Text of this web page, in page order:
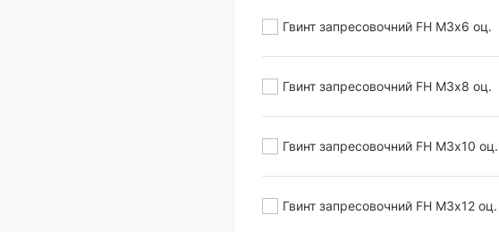
Гвинт запресовочний FH М3х6 оц.
Гвинт запресовочний FH М3х8 оц.
Гвинт запресовочний FH М3х10 оц.
Гвинт запресовочний FH М3х12 оц.